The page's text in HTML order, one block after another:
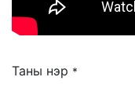
Таны нэр *